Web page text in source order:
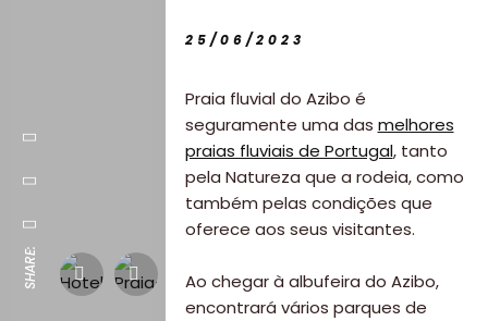
SHARE:
25/06/2023
Praia fluvial do Azibo é
seguramente uma das melhores
praias fluviais de Portugal, tanto
pela Natureza que a rodeia, como
também pelas condições que
oferece aos seus visitantes.
Ao chegar à albufeira do Azibo,
encontrará vários parques de